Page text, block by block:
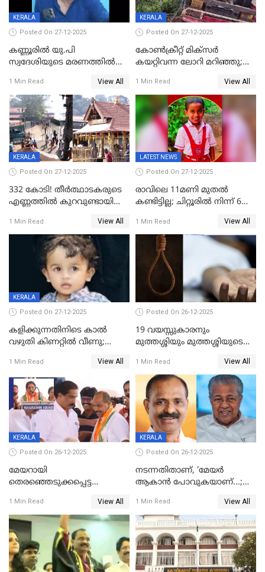
KERALA
Posted On 27-12-2025
കണ്ണൂരിൽ യു.പി
സ്വദേശിയുടെ മരണത്തിൽ
കേസ്; തർക്കമുണ്ടായത്
ഫേഷ്യലിന് 300 രൂപ
ആവശ്യപ്പെട്ടതിനെച്ചൊല്ലി
1 Min Read View All
KERALA
Posted On 27-12-2025
കോണ്‍ക്രീറ്റ് മിക്‌സര്‍
കയറ്റിവന്ന ലോറി മറിഞ്ഞു;
അപകടം കണ്ണൂരിൽ
1 Min Read View All
KERALA
Posted On 27-12-2025
332 കോടി! തീർത്ഥാടകരുടെ
എണ്ണത്തിൽ കുറവുണ്ടായിട്ടും
കുതിച്ചുയരുന്നു
1 Min Read View All
LATEST NEWS
Posted On 27-12-2025
രാവിലെ 11മണി മുതൽ
കണ്ടിട്ടില്ല; ചിറ്റൂരിൽ നിന്ന് 6
1 Min Read View All
KERALA
Posted On 27-12-2025
കളിക്കുന്നതിനിടെ കാൽ
വഴുതി കിണറ്റിൽ വീണു;
ദാരുണാന്ത്യം
1 Min Read View All
Posted On 26-12-2025
19 വയസ്സുകാരനും
മുത്തശ്ശിയും മുത്തശ്ശിയുടെ
മരിച്ചനിലയിൽ
1 Min Read View All
KERALA
Posted On 26-12-2025
മേയറായി
തെരഞ്ഞെടുക്കപ്പെട്ട
ആദ്യ വോട്ട് അസാധു; കണ്ണൂർ
ഡെപ്യൂട്ടി മേയർ സ്ഥാനത്ത്
താഹിറിന് വിജയം
1 Min Read View All
KERALA
Posted On 26-12-2025
നടന്നതിതാണ്, ‘മേയർ
ആകാൻ പോവുകയാണ്...;
മുഖ്യമന്ത്രിയുടെ ഓഫീസ്
തന്നെ വിശദീകരിയ്ക്കുന്നു;
സത്യമിതാണ്
1 Min Read View All